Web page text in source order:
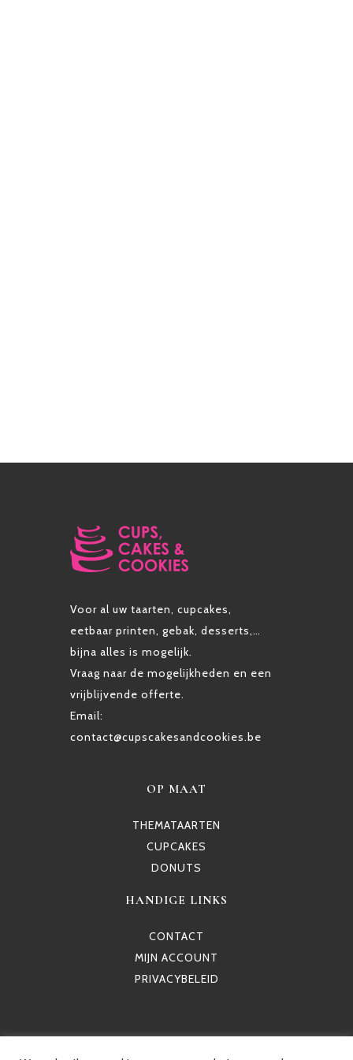
Voor al uw taarten, cupcakes,
eetbaar printen, gebak, desserts,…
bijna alles is mogelijk.
Vraag naar de mogelijkheden en een
vrijblijvende offerte.
Email:
contact@cupscakesandcookies.be
OP MAAT
THEMATAARTEN
CUPCAKES
DONUTS
HANDIGE LINKS
CONTACT
MIJN ACCOUNT
PRIVACYBELEID